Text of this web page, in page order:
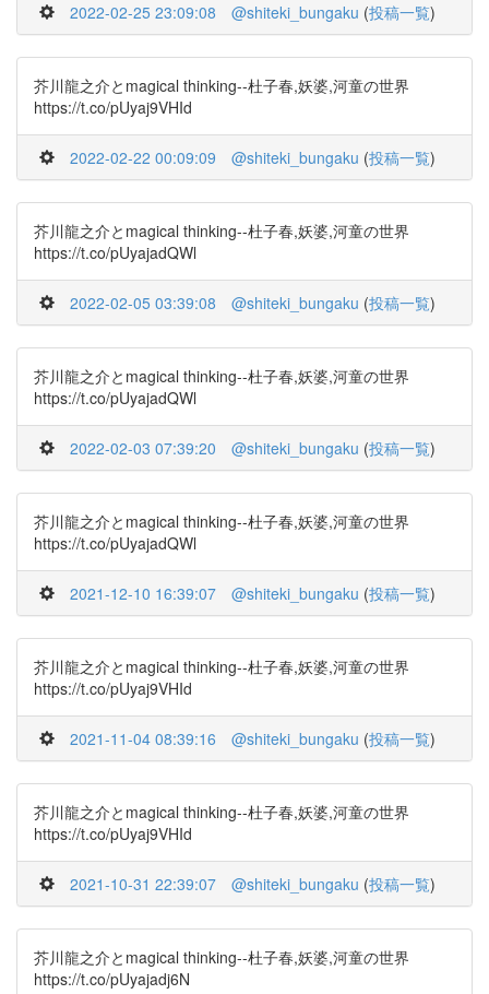
2022-02-25 23:09:08 @shiteki_bungaku (投稿一覧)
芥川龍之介とmagical thinking--杜子春,妖婆,河童の世界
https://t.co/pUyaj9VHId
2022-02-22 00:09:09 @shiteki_bungaku (投稿一覧)
芥川龍之介とmagical thinking--杜子春,妖婆,河童の世界
https://t.co/pUyajadQWl
2022-02-05 03:39:08 @shiteki_bungaku (投稿一覧)
芥川龍之介とmagical thinking--杜子春,妖婆,河童の世界
https://t.co/pUyajadQWl
2022-02-03 07:39:20 @shiteki_bungaku (投稿一覧)
芥川龍之介とmagical thinking--杜子春,妖婆,河童の世界
https://t.co/pUyajadQWl
2021-12-10 16:39:07 @shiteki_bungaku (投稿一覧)
芥川龍之介とmagical thinking--杜子春,妖婆,河童の世界
https://t.co/pUyaj9VHId
2021-11-04 08:39:16 @shiteki_bungaku (投稿一覧)
芥川龍之介とmagical thinking--杜子春,妖婆,河童の世界
https://t.co/pUyaj9VHId
2021-10-31 22:39:07 @shiteki_bungaku (投稿一覧)
芥川龍之介とmagical thinking--杜子春,妖婆,河童の世界
https://t.co/pUyajadj6N